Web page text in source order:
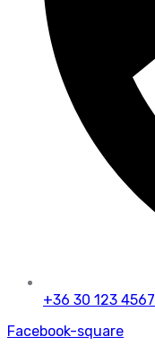
+36 30 123 4567
Facebook-square